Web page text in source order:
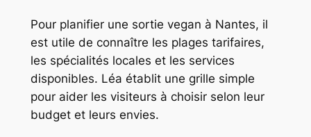
Pour planifier une sortie vegan à Nantes, il
est utile de connaître les plages tarifaires,
les spécialités locales et les services
disponibles. Léa établit une grille simple
pour aider les visiteurs à choisir selon leur
budget et leurs envies.